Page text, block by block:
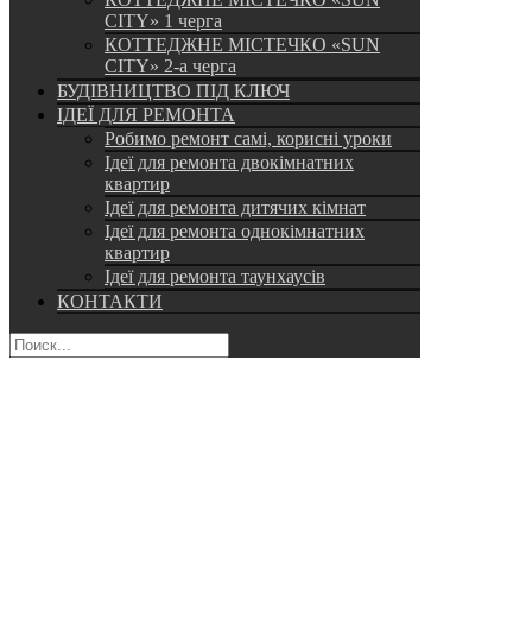
CITY» 1 черга
КОТТЕДЖНЕ МІСТЕЧКО «SUN
CITY» 2-а черга
БУДІВНИЦТВО ПІД КЛЮЧ
ІДЕЇ ДЛЯ РЕМОНТА
Робимо ремонт самі, корисні уроки
Ідеї для ремонта двокімнатних
квартир
Ідеї для ремонта дитячих кімнат
Ідеї для ремонта однокімнатних
квартир
Ідеї для ремонта таунхаусів
КОНТАКТИ